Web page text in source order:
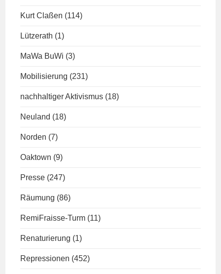
Kurt Claßen (114)
Lützerath (1)
MaWa BuWi (3)
Mobilisierung (231)
nachhaltiger Aktivismus (18)
Neuland (18)
Norden (7)
Oaktown (9)
Presse (247)
Räumung (86)
RemiFraisse-Turm (11)
Renaturierung (1)
Repressionen (452)